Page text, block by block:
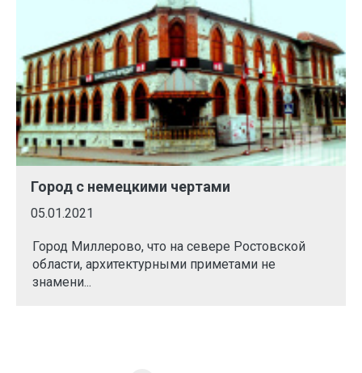
Город с немецкими чертами
05.01.2021
Город Миллерово, что на севере Ростовской
области, архитектурными приметами не
знамени...